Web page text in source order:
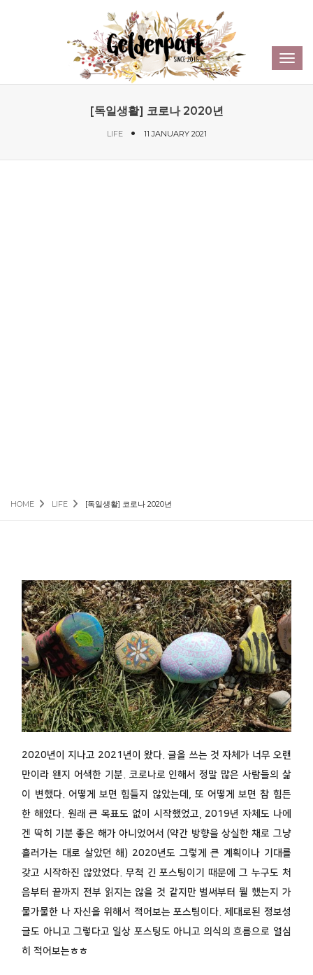
[독일생활] 코로나 2020년
LIFE 11 JANUARY 2021
HOME LIFE [독일생활] 코로나 2020년
2020년이 지나고 2021년이 왔다. 글을 쓰는 것 자체가 너무 오랜
만이라 왠지 어색한 기분. 코로나로 인해서 정말 많은 사람들의 삶
이 변했다. 어떻게 보면 힘들지 않았는데, 또 어떻게 보면 참 힘든
한 해였다. 원래 큰 목표도 없이 시작했었고, 2019년 자체도 나에
겐 딱히 기분 좋은 해가 아니었어서 (약간 방향을 상실한 채로 그냥
흘러가는 대로 살았던 해) 2020년도 그렇게 큰 계획이나 기대를
갖고 시작하진 않았었다. 무척 긴 포스팅이기 때문에 그 누구도 처
음부터 끝까지 전부 읽지는 않을 것 같지만 벌써부터 뭘 했는지 가
물가물한 나 자신을 위해서 적어보는 포스팅이다. 제대로된 정보성
글도 아니고 그렇다고 일상 포스팅도 아니고 의식의 흐름으로 열심
히 적어보는ㅎㅎ